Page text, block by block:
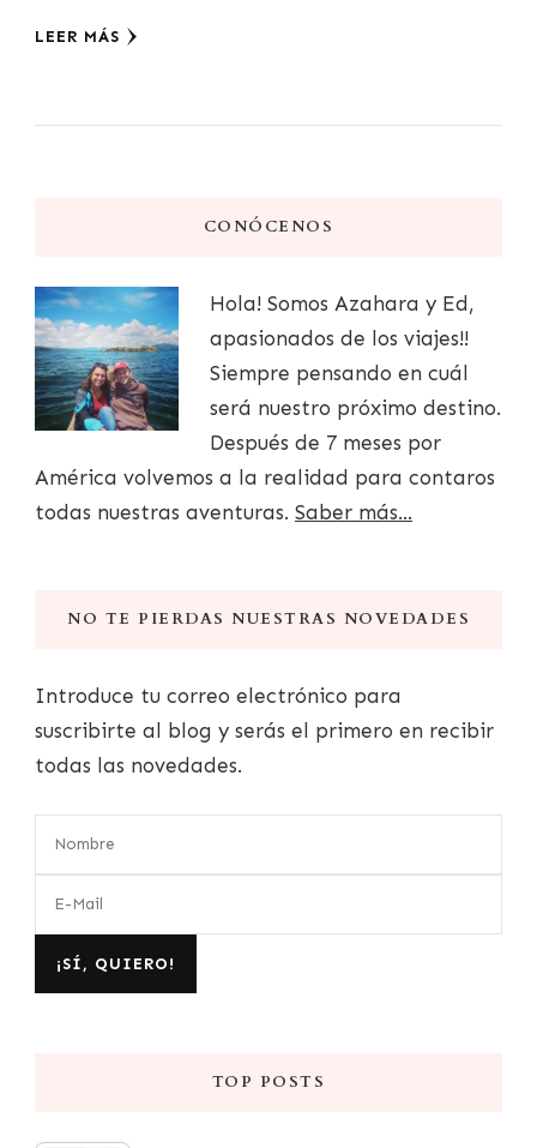
LEER MÁS
CONÓCENOS
Hola! Somos Azahara y Ed,
apasionados de los viajes!!
Siempre pensando en cuál
será nuestro próximo destino.
Después de 7 meses por
América volvemos a la realidad para contaros
todas nuestras aventuras. Saber más...
NO TE PIERDAS NUESTRAS NOVEDADES
Introduce tu correo electrónico para
suscribirte al blog y serás el primero en recibir
todas las novedades.
TOP POSTS